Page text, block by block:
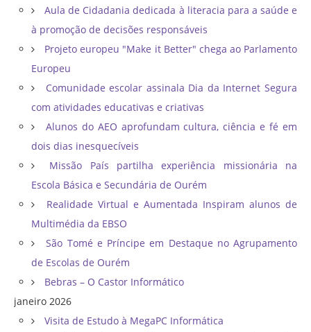
Aula de Cidadania dedicada à literacia para a saúde e
à promoção de decisões responsáveis
Projeto europeu "Make it Better" chega ao Parlamento
Europeu
Comunidade escolar assinala Dia da Internet Segura
com atividades educativas e criativas
Alunos do AEO aprofundam cultura, ciência e fé em
dois dias inesquecíveis
Missão País partilha experiência missionária na
Escola Básica e Secundária de Ourém
Realidade Virtual e Aumentada Inspiram alunos de
Multimédia da EBSO
São Tomé e Príncipe em Destaque no Agrupamento
de Escolas de Ourém
Bebras – O Castor Informático
janeiro 2026
Visita de Estudo à MegaPC Informática